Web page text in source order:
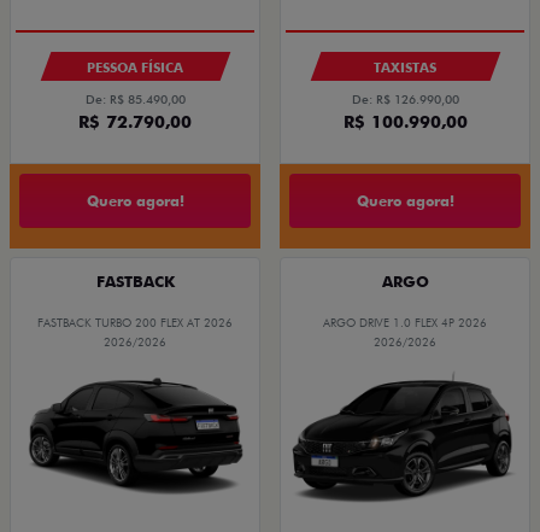
PESSOA FÍSICA
De: R$ 85.490,00
R$ 72.790,00
Quero agora!
TAXISTAS
De: R$ 126.990,00
R$ 100.990,00
Quero agora!
FASTBACK
FASTBACK TURBO 200 FLEX AT 2026
2026/2026
ARGO
ARGO DRIVE 1.0 FLEX 4P 2026
2026/2026